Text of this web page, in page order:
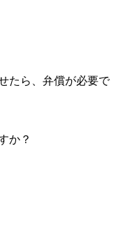
たら、弁償が必要で
か？